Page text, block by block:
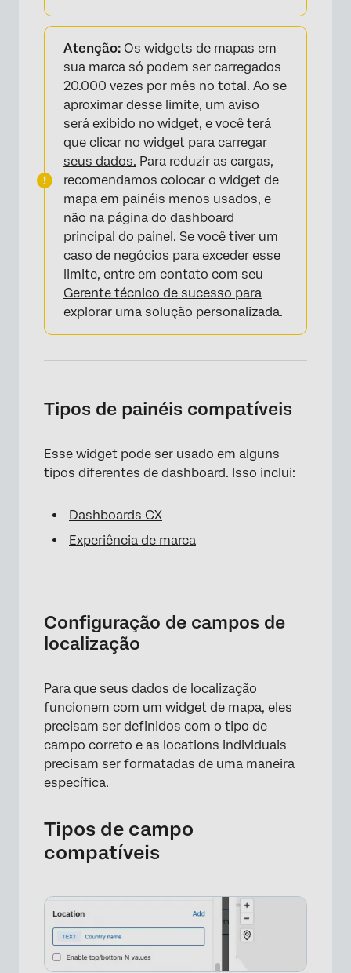
Atenção: Os widgets de mapas em
sua marca só podem ser carregados
20.000 vezes por mês no total. Ao se
aproximar desse limite, um aviso
será exibido no widget, e você terá
que clicar no widget para carregar
seus dados. Para reduzir as cargas,
recomendamos colocar o widget de
mapa em painéis menos usados, e
não na página do dashboard
principal do painel. Se você tiver um
caso de negócios para exceder esse
limite, entre em contato com seu
Gerente técnico de sucesso para
explorar uma solução personalizada.
Tipos de painéis compatíveis
Esse widget pode ser usado em alguns
tipos diferentes de dashboard. Isso inclui:
Dashboards CX
Experiência de marca
Configuração de campos de
localização
Para que seus dados de localização
funcionem com um widget de mapa, eles
precisam ser definidos com o tipo de
campo correto e as locations individuais
precisam ser formatadas de uma maneira
específica.
Tipos de campo
compatíveis